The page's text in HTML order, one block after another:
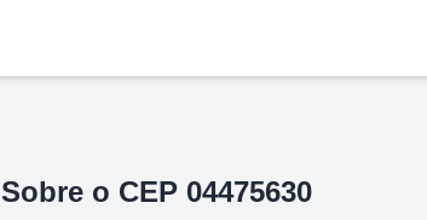
Sobre o CEP 04475630